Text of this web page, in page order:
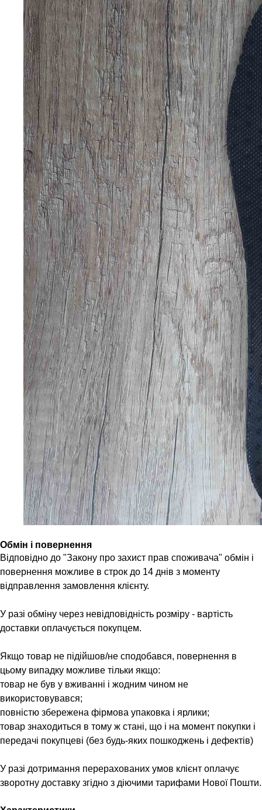
Обмін і повернення
Відповідно до "Закону про захист прав споживача" обмін і
повернення можливе в строк до 14 днів з моменту
відправлення замовлення клієнту.
У разі обміну через невідповідність розміру - вартість
доставки оплачується покупцем.
Якщо товар не підійшов/не сподобався, повернення в
цьому випадку можливе тільки якщо:
товар не був у вживанні і жодним чином не
використовувався;
повністю збережена фірмова упаковка і ярлики;
товар знаходиться в тому ж стані, що і на момент покупки і
передачі покупцеві (без будь-яких пошкоджень і дефектів)
У разі дотримання перерахованих умов клієнт оплачує
зворотну доставку згідно з діючими тарифами Нової Пошти.